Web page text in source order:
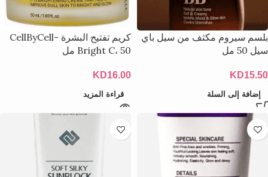
بلسم سيروم مكثف من سيل باي
سيل 50 مل
KD15.50
إضافة إلى السلة
كريم تفتيح البشرة CellByCell-
Bright C، 50 مل
KD16.00
قراءة المزيد